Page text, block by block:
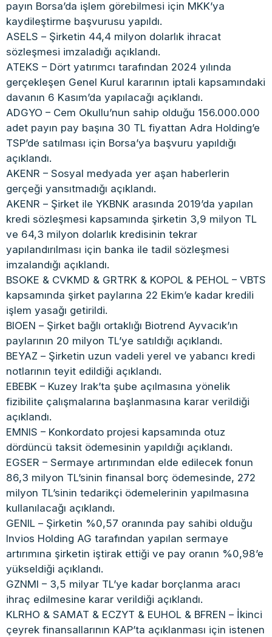
payın Borsa’da işlem görebilmesi için MKK’ya
kaydileştirme başvurusu yapıldı.
ASELS – Şirketin 44,4 milyon dolarlık ihracat
sözleşmesi imzaladığı açıklandı.
ATEKS – Dört yatırımcı tarafından 2024 yılında
gerçekleşen Genel Kurul kararının iptali kapsamındaki
davanın 6 Kasım’da yapılacağı açıklandı.
ADGYO – Cem Okullu’nun sahip olduğu 156.000.000
adet payın pay başına 30 TL fiyattan Adra Holding’e
TSP’de satılması için Borsa’ya başvuru yapıldığı
açıklandı.
AKENR – Sosyal medyada yer aşan haberlerin
gerçeği yansıtmadığı açıklandı.
AKENR – Şirket ile YKBNK arasında 2019’da yapılan
kredi sözleşmesi kapsamında şirketin 3,9 milyon TL
ve 64,3 milyon dolarlık kredisinin tekrar
yapılandırılması için banka ile tadil sözleşmesi
imzalandığı açıklandı.
BSOKE & CVKMD & GRTRK & KOPOL & PEHOL – VBTS
kapsamında şirket paylarına 22 Ekim’e kadar kredili
işlem yasağı getirildi.
BIOEN – Şirket bağlı ortaklığı Biotrend Ayvacık’ın
paylarının 20 milyon TL’ye satıldığı açıklandı.
BEYAZ – Şirketin uzun vadeli yerel ve yabancı kredi
notlarının teyit edildiği açıklandı.
EBEBK – Kuzey Irak’ta şube açılmasına yönelik
fizibilite çalışmalarına başlanmasına karar verildiği
açıklandı.
EMNIS – Konkordato projesi kapsamında otuz
dördüncü taksit ödemesinin yapıldığı açıklandı.
EGSER – Sermaye artırımından elde edilecek fonun
86,3 milyon TL’sinin finansal borç ödemesinde, 272
milyon TL’sinin tedarikçi ödemelerinin yapılmasına
kullanılacağı açıklandı.
GENIL – Şirketin %0,57 oranında pay sahibi olduğu
Invios Holding AG tarafından yapılan sermaye
artırımına şirketin iştirak ettiği ve pay oranın %0,98’e
yükseldiği açıklandı.
GZNMI – 3,5 milyar TL’ye kadar borçlanma aracı
ihraç edilmesine karar verildiği açıklandı.
KLRHO & SAMAT & ECZYT & EUHOL & BFREN – İkinci
çeyrek finansallarının KAP’ta açıklanması için istenen